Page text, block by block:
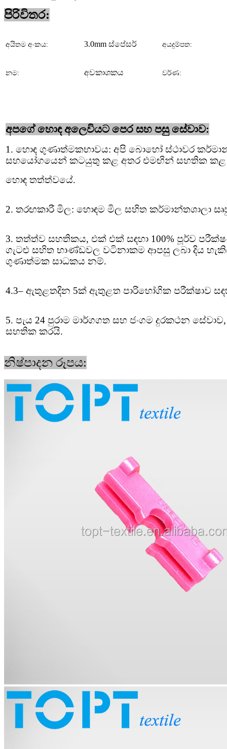
පිරිවිතර:
අයිතම අංකය: 3.0mm ස්පේසර් අයදුම්පත:
නම: අවකාශකය වර්ණ:
අපගේ හොඳ අලෙවියට පෙර සහ පසු සේවාව:
1. හොඳ ගුණාත්මකභාවය: අපි බොහෝ ස්ථාවර
සහයෝගයෙන් කටයුතු කළ අතර එමඟින් සහතික කළ
හොඳ තත්ත්වයේ.
2. තරඟකාරී මිල: හොඳම මිල සහිත කර්මාන්තශාලා
3. තත්ත්ව සහතිකය, එක් එක් සඳහා 100% පූර්ව
ගැටළු සහිත භාණ්ඩවල වටිනාකම ආපසු ලබා දිය
ගුණාත්මක සාධකය නම්.
4.3– ඇතුළතදින 5ක් ඇතුළත පාරිභෝගික පරීක්ෂාව
5. පැය 24 පුරාම මාර්ගගත සහ ජංගම දුරකථන
සහතික කරයි.
නිෂ්පාදන රූපය: